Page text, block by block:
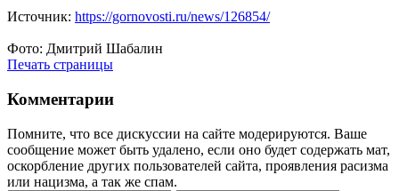
Источник: https://gornovosti.ru/news/126854/
Фото: Дмитрий Шабалин
Печать страницы
Комментарии
Помните, что все дискуссии на сайте модерируются. Ваше
сообщение может быть удалено, если оно будет содержать мат,
оскорбление других пользователей сайта, проявления расизма
или нацизма, а так же спам.